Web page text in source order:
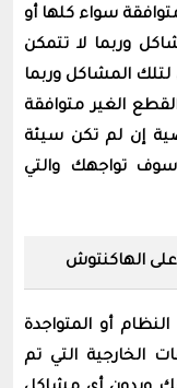
سواء كلها أو
وربما لا تتمكن
المشاكل وربما
الغير متوافقة
إن لم تكن سيئة
تواجهك والتي
الهاكنتوش
أو المتواجدة
الخارجية التي تم